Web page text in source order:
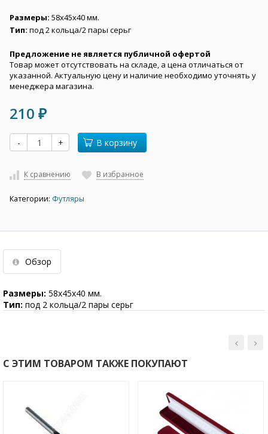
Размеры: 58х45х40 мм.
Тип: под 2 кольца/2 пары серьг
Предложение не является публичной офертой
Товар может отсутствовать на складе, а цена отличаться от
указанной. Актуальную цену и наличие необходимо уточнять у
менеджера магазина.
210 ₽
- + В корзину
К сравнению В избранное
Категории: Футляры
Обзор
Размеры: 58х45х40 мм.
Тип: под 2 кольца/2 пары серьг
С ЭТИМ ТОВАРОМ ТАКЖЕ ПОКУПАЮТ